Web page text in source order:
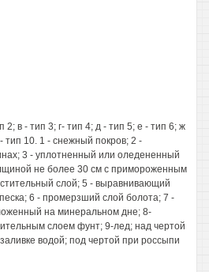
в - тип 3; г- тип 4; д - тип 5; е - тип 6; ж
тип 10. 1 - снежный покров; 2 -
3 - уплотненный или оледененный
не более 30 см с примороженным
слой; 5 - выравнивающий
6 - промерзший слой болота; 7 -
на минеральном дне; 8-
слоем фунт; 9-лед; над чертой
водой; под чертой при россыпи